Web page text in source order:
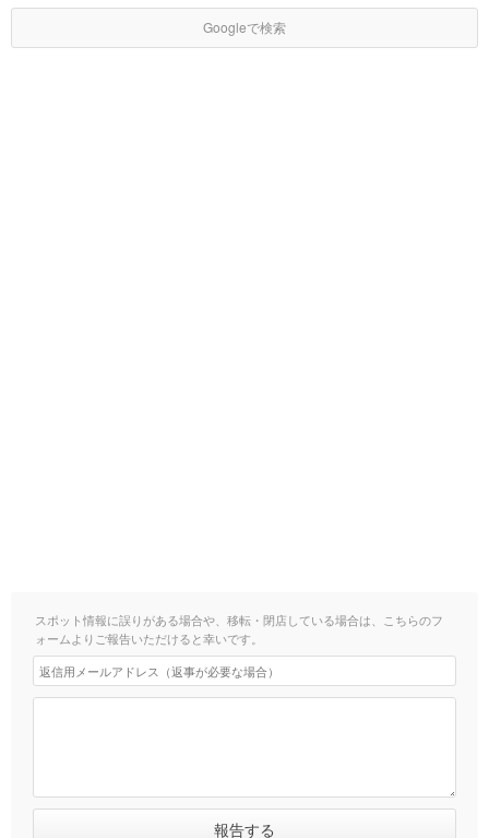
Googleで検索
スポット情報に誤りがある場合や、移転・閉店している場合は、こちらのフ
ォームよりご報告いただけると幸いです。